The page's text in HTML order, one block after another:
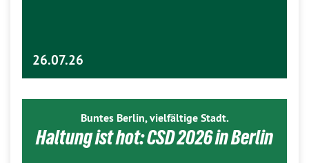
26.07.26
Buntes Berlin, vielfältige Stadt.
Haltung ist hot: CSD 2026 in Berlin